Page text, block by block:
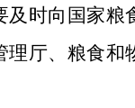
及时向国家粮
理厅、粮食和